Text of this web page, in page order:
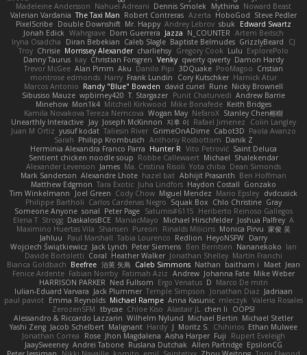
Madeleine Andersson Nahuel Adreani Dennis Smolek Mythina Noward Beast
Valerian Vardania The Taxi Man Robert Contreras Azerta HoboGod Steve Pedler
PixelScribe Double Downshift Mr. Happy Andrey Lebrov sbuk Edward Swartz
Jonah Edick Wahrgrave Dom Guerrera Jazza N_COUNTER Artem Beitsch
Iryna Osadcha
Diran Bebekian Caleb Slagle Baptiste Belmudes GrizzlyBeard
CJ
Troy Chrisie Morrissey Alexander charliehsy Gregory Cook Lulu ExplorePolo
Danny Taurus kay Christian Forsgren Venky qwerty qwerty Damon Hardy
Trevor McGee Alan Pimm Aku Danilo Pipi 3DQuake PooMagoo Cristian
montrose edmonds Harry Frank Lundin Cory Kutschker Harnick Atur
Marcos Antonio Randy "Blue" Bowden david curiel Rune Nicky Brownell
Sibusiso Mauze wpbirney420 T. Stargazer Punit Chaturvedi Andrew Barrie
Minehow Mon1k4 Mitchell Kirkwood Mike Bonafede Keith Bridges
Kamila Novakova Tereza Nemcova Wogan May NefaroX Stanley Chen榕樹
Unearthly Interactive Jay Joseph McKinnon 지후 이 Rafael Jimenez
Colin Langley
Juan M Ortiz yusuf kodat Taliesin River GrimeOnADime Cabot3D Paola Avanzo
Sarah Philipp Krombusch Anthony Rosbottom Danik Z
Herminia Alexandra Franco Parra Hunter R Vito Petrović Saint Deluca
Sentient chicken noodle soup Robbe Callewaert Michael Shalekendar
Alexander Levenson James Ma. Cristina Risoli Yota chiba Dean Simonds
Mark Sanderson Alexandre Lhote hazel bat Abhijit Prasanth Ben Hoffman
Matthew Edgmon Tara Exotic Juha Lindfors Haydon Costall Gonzako
Tim Winkelmann
Joel Green Cody Chow Miguel Mendez Mario Epsley dvdcusick
Philippe Bartholi Carlos Cardenas Negro Squak Box Chlo Christine Gray
Someone Anyone sonal Peter Page Saturnis#6115 Heriberto Reinoso Gallegos
Elena T Strogg DaskalosBCE ManiacMayo Michael Hirschfelder Joshua Palfrey A
Maximino Huertas Vila Shansen Pureon Rinalds Miļicins Monica Pirvu 家俊 吴
Jahluu
Paul Marshall Tabia Lourenco Redlion HeyoNSFW Darry
Wojciech Świątkiewicz Jack Lynch Peter Siemens Ben Berntsen Nananekoko Ian
Davide Bortoletti Coral Heather Walker Jonathan Shelley Martín Franchi
Bianca Goldbach Beefree 治英 矢島 Caleb Simmons Nathan baitham i Maet Jean
Fenice Ardente Fabian Norrby Fatimah Aziz Andrew Johanna Fate Mike Weber
HARRISON PARKER Ned Fullsom Ergo Venatus D Marco De mitri
Iulian-Eduard Varvara Jack Plummer Temple Simpson Jonathan Diaz Jadriaan
paul paviot Emma Reynolds Michael Rampe Anna Kasunic mleczyk Valeria Rosales
ZerozenSFM tbycae Chloe Kiso Alastair JL chen li
OOPS!
Alessandro & Riccardo Lazzarin Wilhelm Nylund Michael Bertin Michael Stetler
Yashi Zeng Jacob Schelbert Malignant Hardy J Moritz S. Chihirios Ethan Mulwee
Jonathan Correa
Rose Jhon Magdalena Aisha Harper Fuji
Rupert Eveleigh
JaaySweeney Andrei Tabone Ruslana Dutchak Allen Partridge EpsilonCG